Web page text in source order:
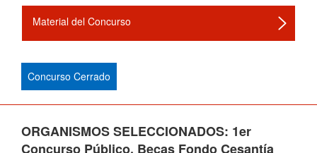
Material del Concurso
Concurso Cerrado
ORGANISMOS SELECCIONADOS: 1er
Concurso Público, Becas Fondo Cesantía